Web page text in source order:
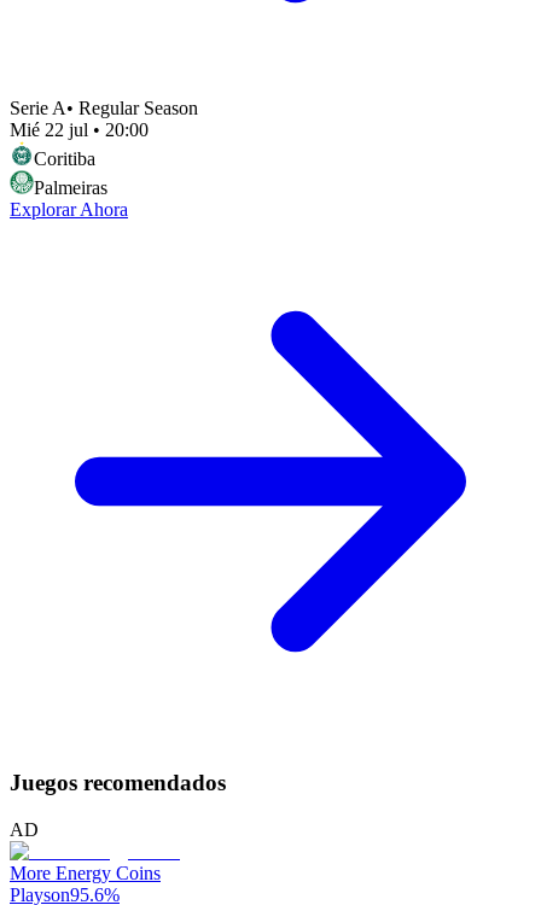
Serie A• Regular Season
Mié 22 jul • 20:00
Coritiba
Palmeiras
Explorar Ahora
Juegos recomendados
AD
More Energy Coins
Playson95.6%